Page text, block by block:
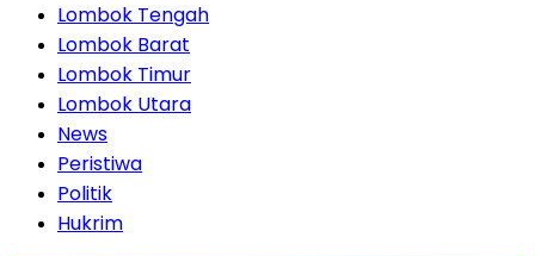
Lombok Tengah
Lombok Barat
Lombok Timur
Lombok Utara
News
Peristiwa
Politik
Hukrim